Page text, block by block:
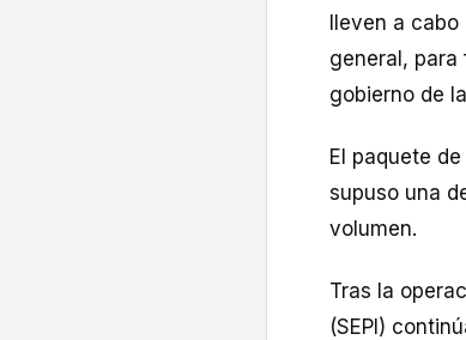
lleven a
general, para
gobierno de
El paquete
supuso una
volumen.
Tras la
(SEPI)